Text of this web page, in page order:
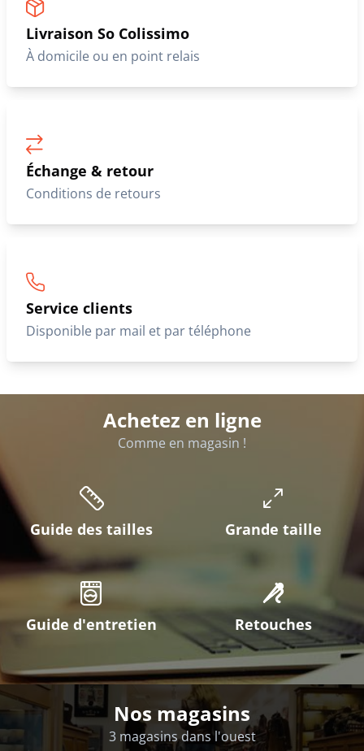
Livraison So Colissimo
À domicile ou en point relais
Échange & retour
Conditions de retours
Service clients
Disponible par mail et par téléphone
Achetez en ligne
Comme en magasin !
Guide des tailles Grande taille
Guide d'entretien Retouches
Nos magasins
3 magasins dans l'ouest